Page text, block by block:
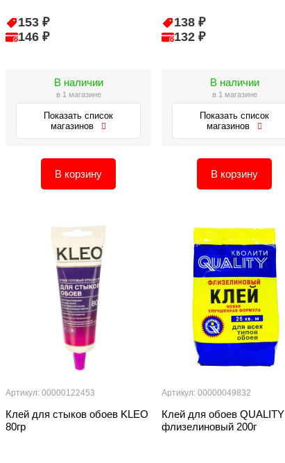
153 ₽
146 ₽
В наличии
в 1 магазине
Показать список
магазинов
В корзину
138 ₽
132 ₽
В наличии
в 1 магазине
Показать список
магазинов
В корзину
Артикул: 00000122453
Клей для стыков обоев KLEO
80гр
Артикул: 00000049832
Клей для обоев QUALITY
флизелиновый 200г